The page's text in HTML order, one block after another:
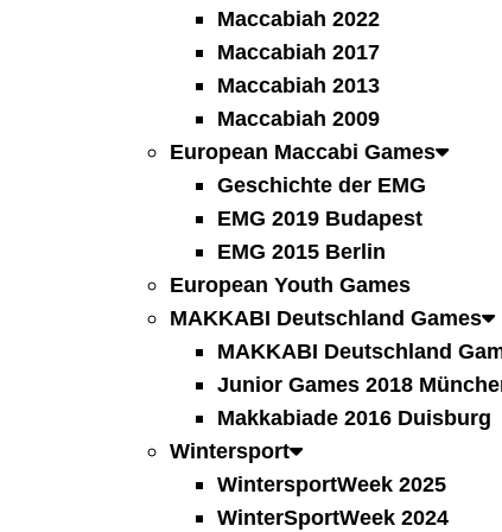
Maccabiah 2022
Maccabiah 2017
Maccabiah 2013
Maccabiah 2009
European Maccabi Games
Geschichte der EMG
EMG 2019 Budapest
EMG 2015 Berlin
European Youth Games
MAKKABI Deutschland Games
MAKKABI Deutschland
Junior Games 2018
Makkabiade 2016 Duisburg
Wintersport
WintersportWeek 2025
WinterSportWeek 2024